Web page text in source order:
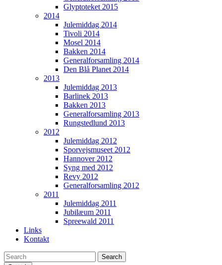
Glyptoteket 2015
2014
Julemiddag 2014
Tivoli 2014
Mosel 2014
Bakken 2014
Generalforsamling 2014
Den Blå Planet 2014
2013
Julemiddag 2013
Barlinek 2013
Bakken 2013
Generalforsamling 2013
Rungstedlund 2013
2012
Julemiddag 2012
Sporvejsmuseet 2012
Hannover 2012
Syng med 2012
Revy 2012
Generalforsamling 2012
2011
Julemiddag 2011
Jubilæum 2011
Spreewald 2011
Links
Kontakt
Search